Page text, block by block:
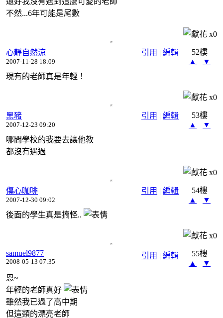
不然...6年可能是尾數
x0
引用 | 編輯
心靜自然涼
2007-11-28 18:09
52樓
▲
▼
現有的老師真是年輕！
x0
引用 | 編輯
黑豬
2007-12-23 09:20
53樓
▲
▼
哪間學校的我要去讓他教
都沒有遇過
x0
引用 | 編輯
傷心咖啡
2007-12-30 09:02
54樓
▲
▼
後面的學生真是搞怪..
x0
引用 | 編輯
samuel9877
2008-05-13 07:35
55樓
▲
▼
恩~
年輕的老師真好
雖然我已過了高中期
但這類的漂亮老師